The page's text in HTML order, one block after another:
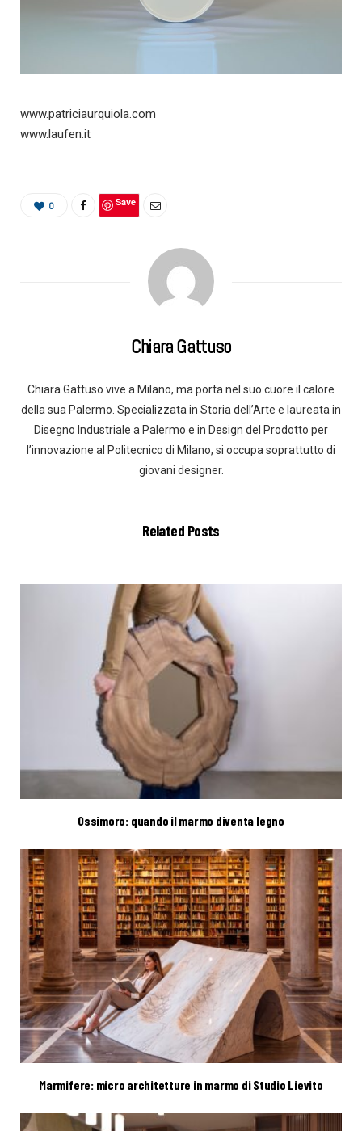
www.patriciaurquiola.com
www.laufen.it
0 Save
Chiara Gattuso
Chiara Gattuso vive a Milano, ma porta nel suo cuore il calore
della sua Palermo. Specializzata in Storia dell’Arte e laureata in
Disegno Industriale a Palermo e in Design del Prodotto per
l’innovazione al Politecnico di Milano, si occupa soprattutto di
giovani designer.
Related Posts
Ossimoro: quando il marmo diventa legno
Marmifere: micro architetture in marmo di Studio Lievito